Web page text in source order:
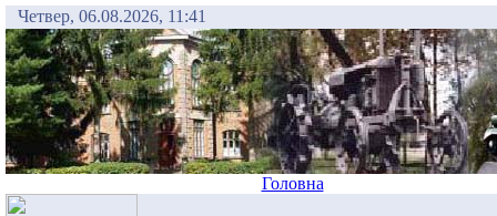
Четвер, 06.08.2026, 11:41
Головна